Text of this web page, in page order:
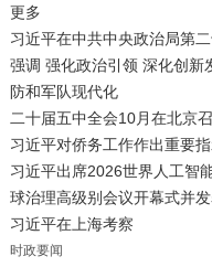
更多
习近平在中共中央政治局第
强调 强化政治引领 深化创新
防和军队现代化
二十届五中全会10月在北京
习近平对侨务工作作出重要
习近平出席2026世界人工智
球治理高级别会议开幕式并
习近平在上海考察
时政要闻